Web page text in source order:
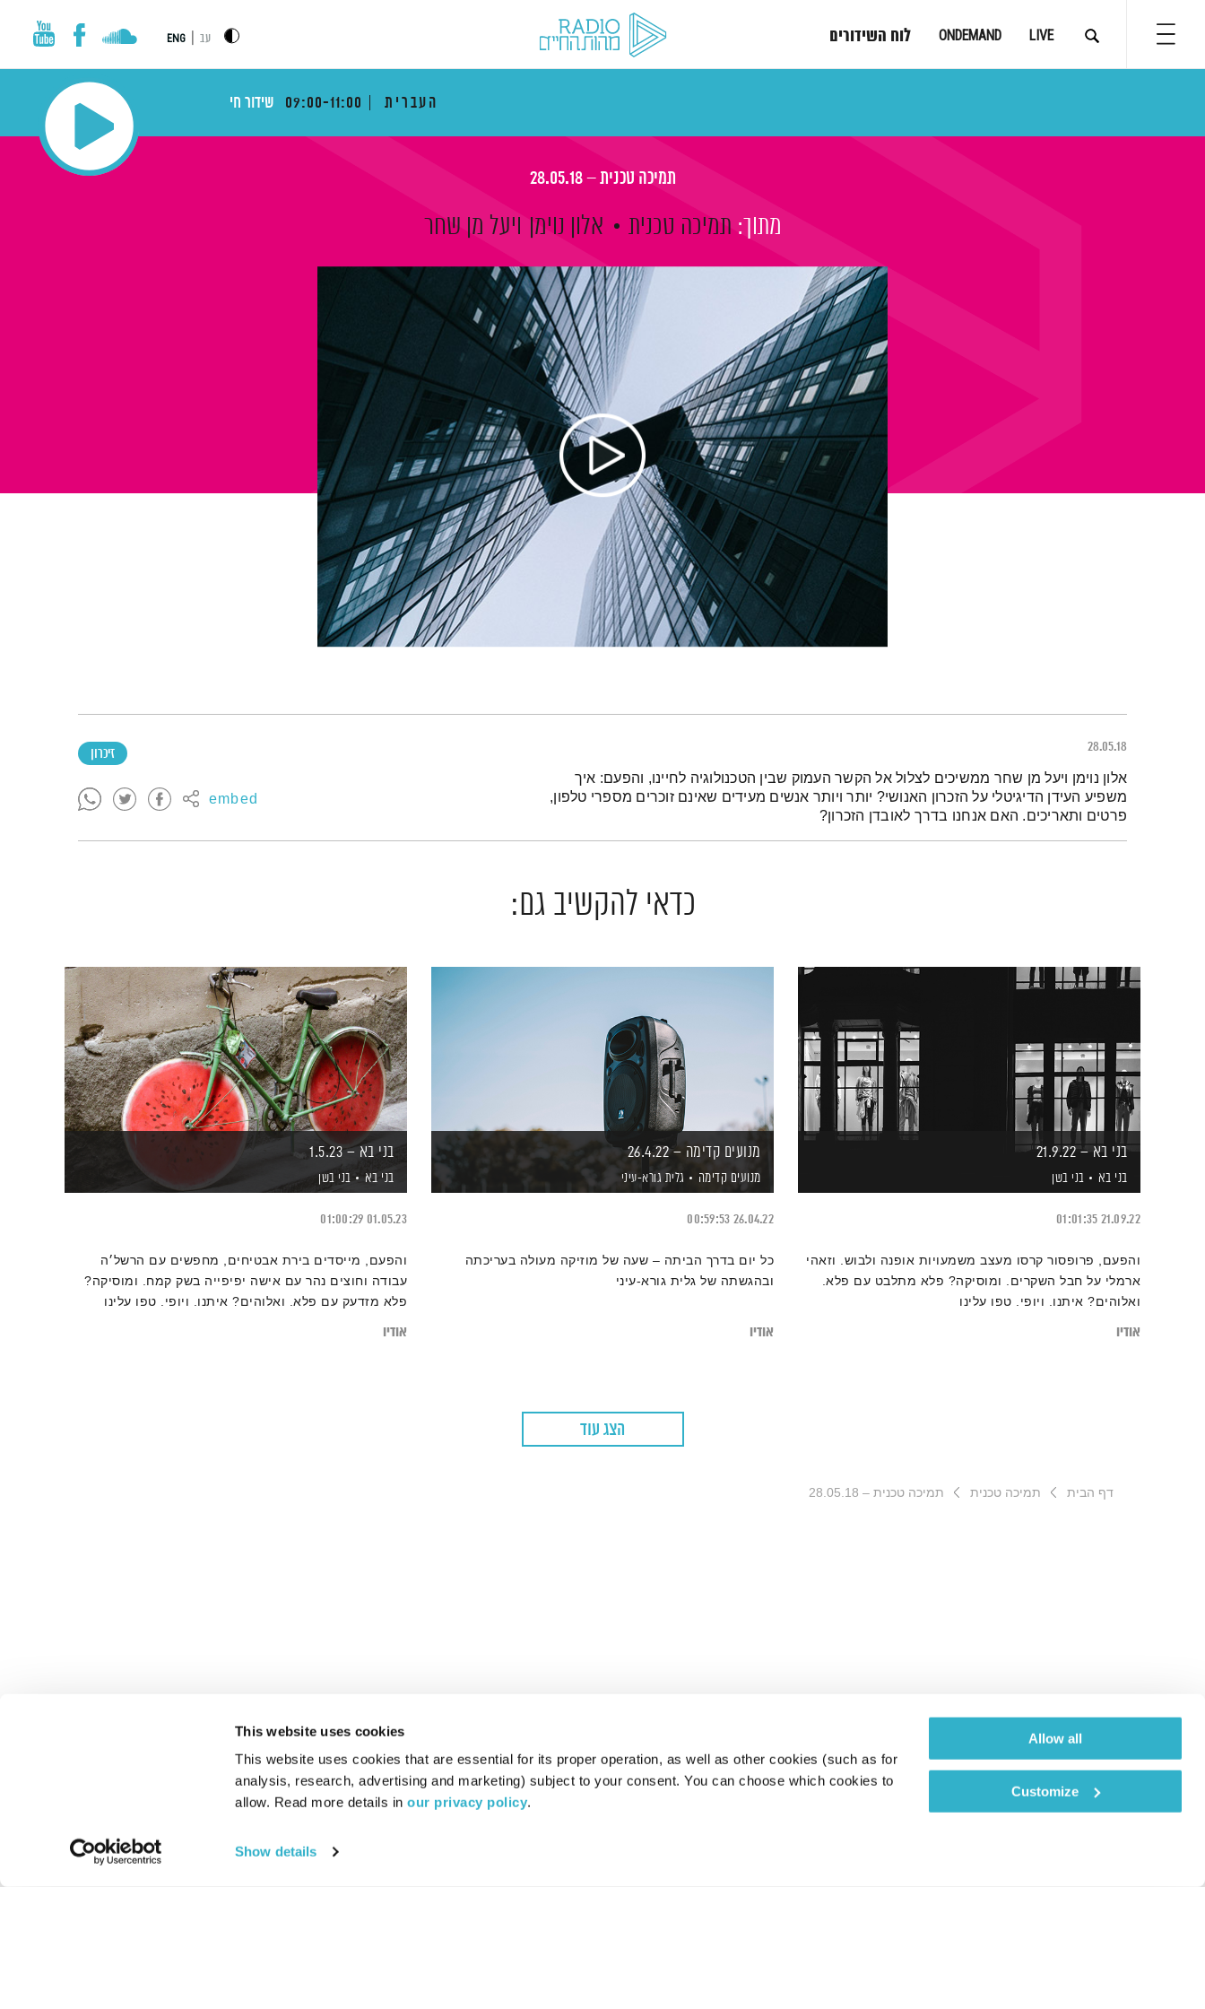
This website uses cookies
This website uses cookies that are essential for its proper operation, as well as other cookies (such as for
analysis, research, advertising and marketing) subject to your consent. You can choose which cookies to
allow. Read more details in our privacy policy.
Show details
Allow all
Customize
LIVE
ONDEMAND לוח השידורים עב ENG
העברית 09:00-11:00 שידור חי
תמיכה טכנית – 28.05.18
מתוך: תמיכה טכנית אלון נוימן ויעל מן שחר
28.05.18 זיכרון
embed
תמצית הפודקאסט
אלון נוימן ויעל מן שחר ממשיכים לצלול אל הקשר העמוק שבין הטכנולוגיה לחיינו, והפעם: איך
משפיע העידן הדיגיטלי על הזכרון האנושי? יותר ויותר אנשים מעידים שאינם זוכרים מספרי טלפון,
פרטים ותאריכים. האם אנחנו בדרך לאובדן הזכרון?
כדאי להקשיב גם:
בני בא – 21.9.22
בני בא בני בשן
21.09.22
01:01:35
‎והפעם, פרופסור קרסו מעצב משמעויות אופנה ולבוש. וזאהי
ארמלי על חבל השקרים. ומוסיקה? פלא מתלבט עם פלא.
ואלוהים? איתנו. ויופי. טפו עלינו
אודיו
מנועים קדימה – 26.4.22
מנועים קדימה גלית גורא-עיני
26.04.22
00:59:53
כל יום בדרך הביתה – שעה של מוזיקה מעולה בעריכתה
ובהגשתה של גלית גורא-עיני
אודיו
בני בא – 1.5.23
בני בא בני בשן
01.05.23
01:00:29
והפעם, מייסדים בירת אבטיחים, מחפשים עם הרשל׳ה
עבודה וחוצים נהר עם אישה יפיפייה בשק קמח. ומוסיקה?
פלא מזדעק עם פלא. ואלוהים? איתנו. ויופי. טפו עלינו
אודיו
הצג עוד
דף הבית תמיכה טכנית תמיכה טכנית – 28.05.18